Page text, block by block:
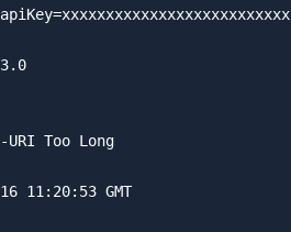
URI Too Long
11:20:53 GMT